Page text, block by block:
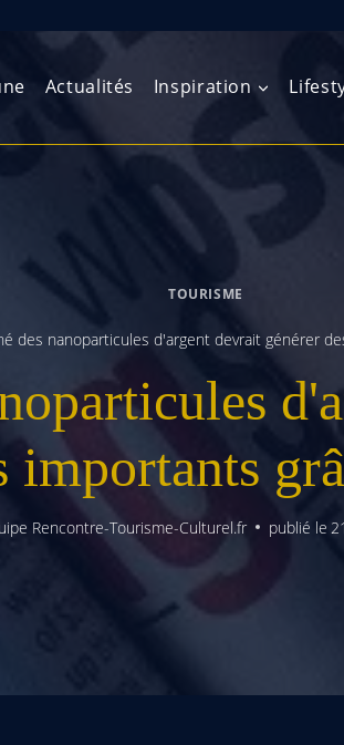
Actualités Inspiration
Balkans
Amérique du Nord
TOURISME
des nanoparticules d'argent devrait générer
importants
Rencontre-Tourisme-Culturel.fr publié le